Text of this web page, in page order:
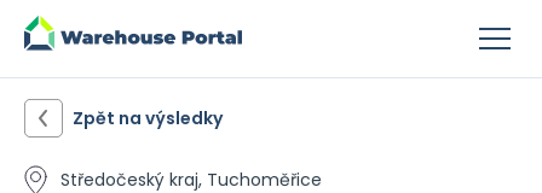
Zpět na výsledky
Středočeský kraj, Tuchoměřice